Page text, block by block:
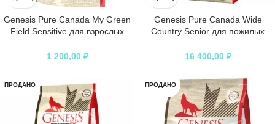
Genesis Pure Canada My Green
Field Sensitive для взрослых
пищеварением с говядиной,
1 200,00 ₽
Genesis Pure Canada Wide
Country Senior для пожилых
фазана, утки и курицы
16 400,00 ₽
ПРОДАНО ПРОДАНО